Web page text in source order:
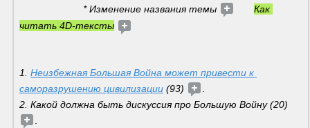
                       * Изменение названия темы
Как
читать 4D-тексты
1. Неизбежная Большая Война может привести к
саморазрушению цивилизации (93)
2. Какой должна быть дискуссия про Большую Войну (20)